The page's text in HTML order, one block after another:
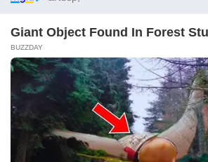
Затем она быстро направилась
дверь была заперта на
Изабель достала шпильку,
щелчок!
Дверь со скрипом открылась.